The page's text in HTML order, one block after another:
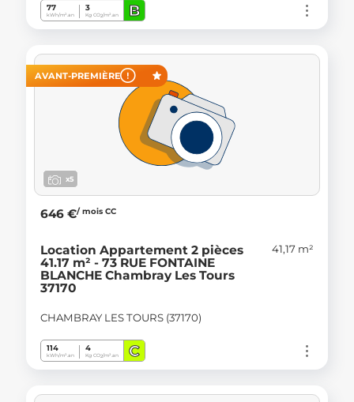
77
kWh/m².an
3
Kg CO2/m².an B
AVANT-PREMIÈRE
x5
646 €/ mois CC
Location Appartement 2 pièces
41.17 m² - 73 RUE FONTAINE
BLANCHE Chambray Les Tours
37170
41,17 m²
CHAMBRAY LES TOURS (37170)
114
kWh/m².an
4
Kg CO2/m².an C